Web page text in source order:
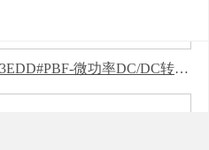
LT3463EDD#PBF-微功率DC/DC转换器-新版蜜柚APP软件下载安装